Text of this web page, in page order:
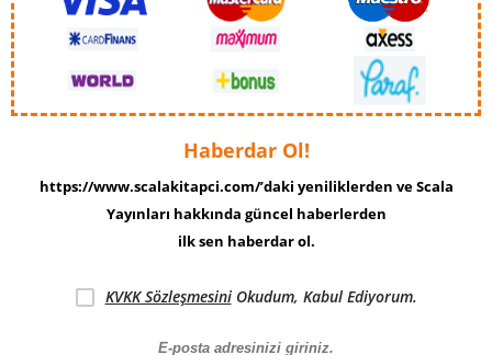
Haberdar Ol!
https://www.scalakitapci.com/’daki yeniliklerden ve Scala
Yayınları hakkında güncel haberlerden
ilk sen haberdar ol.
KVKK SözleşmesiniOkudum, Kabul Ediyorum.